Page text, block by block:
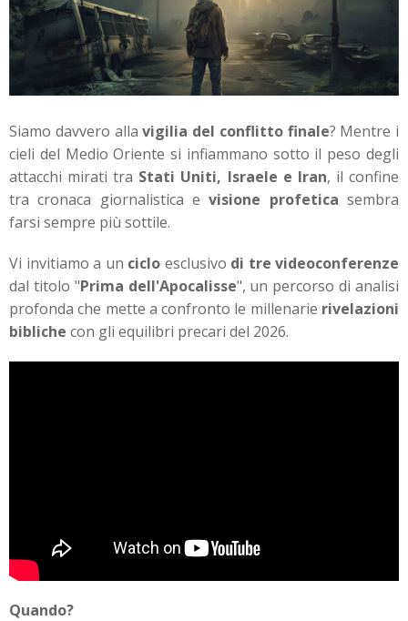
Siamo davvero allavigilia del conflitto finale? Mentre i
cieli del Medio Oriente si infiammano sotto il peso degli
attacchi mirati tra Stati Uniti, Israele e Iran, il confine
tra cronaca giornalistica evisione profetica sembra
farsi sempre più sottile.
Vi invitiamo a un ciclo esclusivo di tre videoconferenze
dal titolo "Prima dell'Apocalisse", un percorso di analisi
profonda che mette a confronto le millenarie rivelazioni
bibliche con gli equilibri precari del 2026.
Quando?